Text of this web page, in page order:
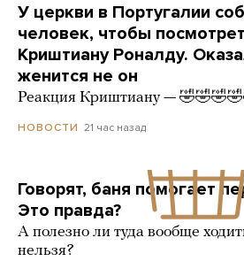
У церкви в Португалии
человек, чтобы
Криштиану Роналду.
женится не он
Реакция Криштиану —
НОВОСТИ 21 час назад
Говорят, баня помогает
Это правда?
А полезно ли туда вообще
нельзя?